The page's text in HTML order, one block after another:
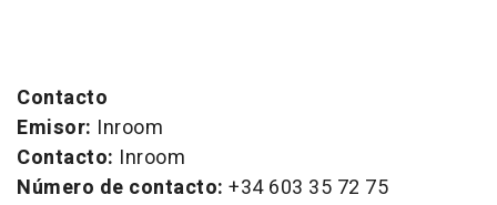
Contacto
Emisor: Inroom
Contacto: Inroom
Número de contacto: +34 603 35 72 75